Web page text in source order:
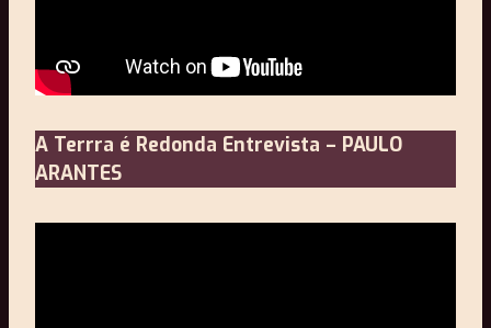
A Terrra é Redonda Entrevista – PAULO
ARANTES